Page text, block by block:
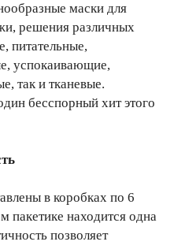
маски для
решения различных
питательные,
успокаивающие,
так и тканевые.
бесспорный хит этого
в коробках по 6
пакетике находится одна
позволяет